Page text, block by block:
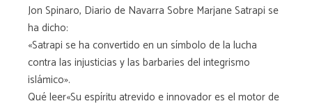
Jon Spinaro, Diario de Navarra Sobre Marjane Satrapi se
ha dicho:
«Satrapi se ha convertido en un símbolo de la lucha
contra las injusticias y las barbaries del integrismo
islámico».
Qué leer«Su espíritu atrevido e innovador es el motor de